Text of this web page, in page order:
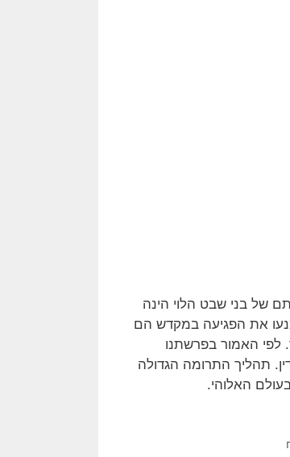
של בני שבט הלוי הינה
את הפגיעה במקדש הם
לפי האמור בפרשתנו
תהליך התרומה הגדולה
האלוהי.